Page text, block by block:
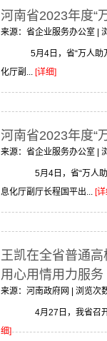
河南省2023年度“
来源：省企业服务办公室 |
5月4日，省“万人助
化厅副... [详细]
河南省2023年度“
来源：省企业服务办公室 |
5月4日，省“万人助
息化厅副厅长程国平出... [
王凯在全省普通
用心用情用力服
来源：河南政府网 | 浏览次
4月27日，我省召开
细]